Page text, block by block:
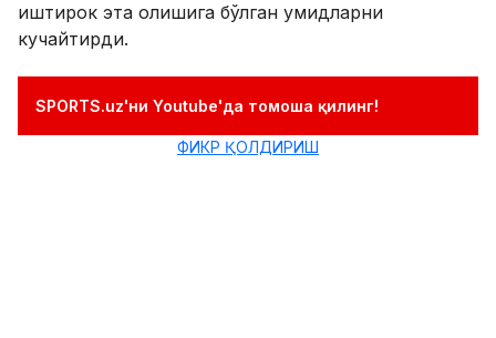
иштирок эта олишига бўлган умидларни
кучайтирди.
SPORTS.uz'ни Youtube'да томоша қилинг!
ФИКР ҚОЛДИРИШ